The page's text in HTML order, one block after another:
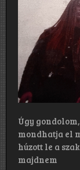
Úgy
mondhatja el
húzott le a
majdnem